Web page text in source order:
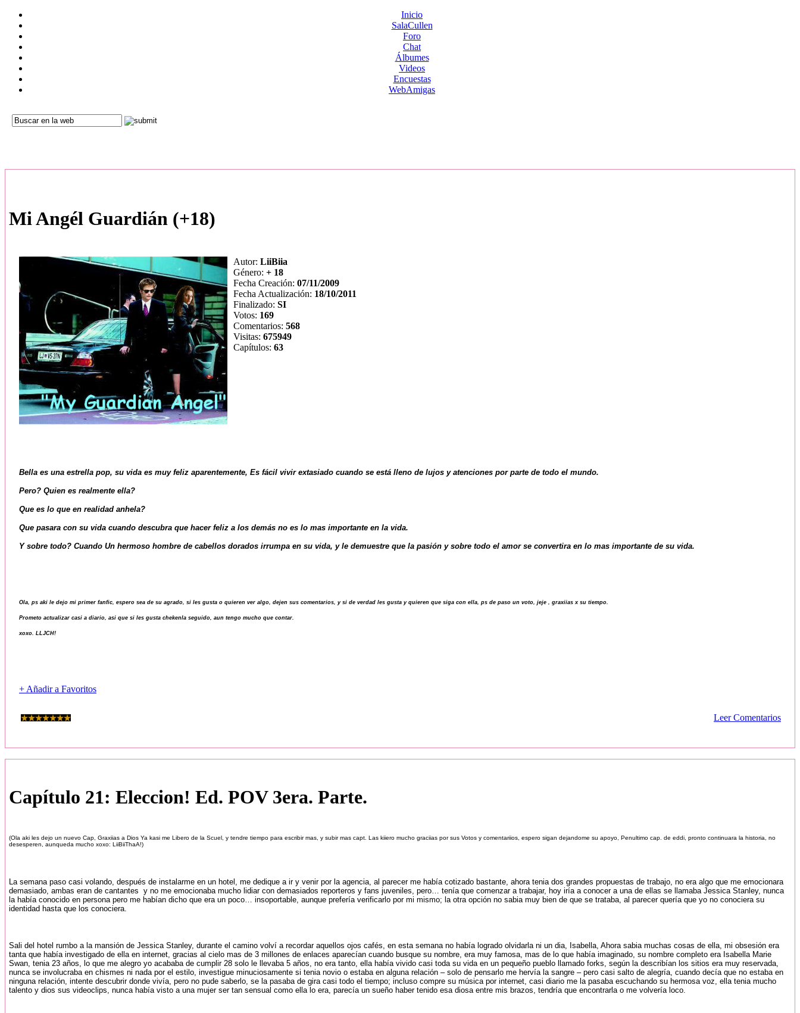
Inicio
SalaCullen
Foro
Chat
Álbumes
Videos
Encuestas
WebAmigas
Mi Angél Guardián (+18)
Autor: LiiBiia
Género: + 18
Fecha Creación: 07/11/2009
Fecha Actualización: 18/10/2011
Finalizado: SI
Votos: 169
Comentarios: 568
Visitas: 675949
Capítulos: 63
Bella es una estrella pop, su vida es muy feliz aparentemente, Es fácil vivir extasiado cuando se está lleno de lujos y atenciones por parte de todo el mundo.
Pero? Quien es realmente ella?
Que es lo que en realidad anhela?
Que pasara con su vida cuando descubra que hacer feliz a los demás no es lo mas importante en la vida.
Y sobre todo? Cuando Un hermoso hombre de cabellos dorados irrumpa en su vida, y le demuestre que la pasión y sobre todo el amor se convertira en lo mas importante de su vida.
Ola, ps aki le dejo mi primer fanfic, espero sea de su agrado, si les gusta o quieren ver algo, dejen sus comentarios, y si de verdad les gusta y quieren que siga con ella, ps de paso un voto, jeje , graxiias x su tiempo.
Prometo actualizar casi a diario, asi que si les gusta chekenla seguido, aun tengo mucho que contar.
xoxo. LLJCH!
+ Añadir a Favoritos
Leer Comentarios
Capítulo 21: Eleccion! Ed. POV 3era. Parte.
(Ola aki les dejo un nuevo Cap, Graxiias a Dios Ya kasi me Libero de la Scuel, y tendre tiempo para escribir mas, y subir mas capt. Las kiiero mucho graciias por sus Votos y comentariios, espero sigan dejandome su apoyo, Penultimo cap. de eddi, pronto continuara la historia, no
desesperen, aunqueda mucho xoxo: LiiBiiThaA!)
La semana paso casi volando, después de instalarme en un hotel, me dedique a ir y venir por la agencia, al parecer me había cotizado bastante, ahora tenia dos grandes propuestas de trabajo, no era algo que me emocionara
demasiado, ambas eran de cantantes y no me emocionaba mucho lidiar con demasiados reporteros y fans juveniles, pero… tenía que comenzar a trabajar, hoy iría a conocer a una de ellas se llamaba Jessica Stanley, nunca
la había conocido en persona pero me habían dicho que era un poco… insoportable, aunque prefería verificarlo por mi mismo; la otra opción no sabia muy bien de que se trataba, al parecer quería que yo no conociera su
identidad hasta que los conociera.
Sali del hotel rumbo a la mansión de Jessica Stanley, durante el camino volví a recordar aquellos ojos cafés, en esta semana no había logrado olvidarla ni un dia, Isabella, Ahora sabia muchas cosas de ella, mi obsesión era
tanta que había investigado de ella en internet, gracias al cielo mas de 3 millones de enlaces aparecían cuando busque su nombre, era muy famosa, mas de lo que había imaginado, su nombre completo era Isabella Marie
Swan, tenia 23 años, lo que me alegro yo acababa de cumplir 28 solo le llevaba 5 años, no era tanto, ella había vivido casi toda su vida en un pequeño pueblo llamado forks, según la describían los sitios era muy reservada,
nunca se involucraba en chismes ni nada por el estilo, investigue minuciosamente si tenia novio o estaba en alguna relación – solo de pensarlo me hervía la sangre – pero casi salto de alegría, cuando decía que no estaba en
ninguna relación, intente descubrir donde vivía, pero no pude saberlo, se la pasaba de gira casi todo el tiempo; incluso compre su música por internet, casi diario me la pasaba escuchando su hermosa voz, ella tenia mucho
talento y dios sus videoclips, nunca había visto a una mujer ser tan sensual como ella lo era, parecía un sueño haber tenido esa diosa entre mis brazos, tendría que encontrarla o me volvería loco.